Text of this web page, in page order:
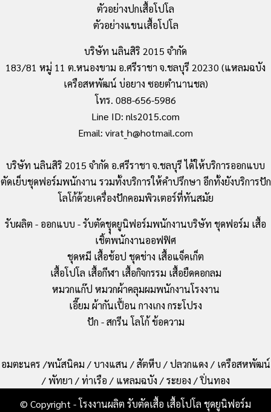
ตัวอย่างปกเสื้อโปโล
ตัวอย่างแขนเสื้อโปโล
บริษัท นลินสิริ 2015 จำกัด
183/81 หมู่ 11 ต.หนองขาม อ.ศรีราชา จ.ชลบุรี 20230 (แหลมฉบัง
เครือสหพัฒน์ บ่อยาง ซอยตำนานชล)
โทร. 088-656-5986
Line ID: nls2015.com
Email: virat_h@hotmail.com
บริษัท นลินสิริ 2015 จำกัด อ.ศรีราชา จ.ชลบุรี ได้ให้บริการออกแบบ
ตัดเย็บชุดฟอร์มพนักงาน รวมทั้งบริการให้คำปรึกษา อีกทั้งยังบริการปัก
โลโก้ด้วยเครื่องปักคอมพิวเตอร์ที่ทันสมัย
รับผลิต - ออกแบบ - รับตัดชุุดยูนิฟอร์มพนักงานบริษัท ชุดฟอร์ม เสื้อ
เชิ้ตพนักงานออฟฟิศ
ชุดหมี เสื้อช้อป ชุดช่าง เสื้อแจ็คเก็ต
เสื้อโปโล เสื้อกีฬา เสื้อกิจกรรม เสื้อยืดคอกลม
หมวกแก๊ป หมวกผ้าคลุมผมพนักงานโรงงาน
เอี๊ยม ผ้ากันเปื้อน กางเกง กระโปรง
ปัก - สกรีน โลโก้ ข้อความ
อมตะนคร /พนัสนิคม / บางแสน / สัตหีบ / ปลวกแดง / เครือสหพัฒน์
/ พัทยา / ท่าเรือ / แหลมฉบัง / ระยอง / ปิ่นทอง
© Copyright - โรงงานผลิต รับตัดเสื้อ เสื้อโปโล ชุดยูนิฟอร์ม